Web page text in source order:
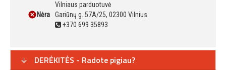
Nėra
Vilniaus parduotuvė
Gariūnų g. 57A/25, 02300 Vilnius
+370 699 35893
DERĖKITĖS - Radote pigiau?